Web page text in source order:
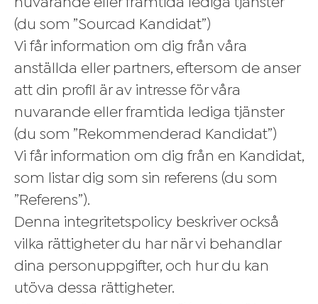
nuvarande eller framtida lediga tjänster
(du som ”Sourcad Kandidat”)
Vi får information om dig från våra
anställda eller partners, eftersom de anser
att din profil är av intresse för våra
nuvarande eller framtida lediga tjänster
(du som ”Rekommenderad Kandidat”)
Vi får information om dig från en Kandidat,
som listar dig som sin referens (du som
”Referens”).
Denna integritetspolicy beskriver också
vilka rättigheter du har när vi behandlar
dina personuppgifter, och hur du kan
utöva dessa rättigheter.